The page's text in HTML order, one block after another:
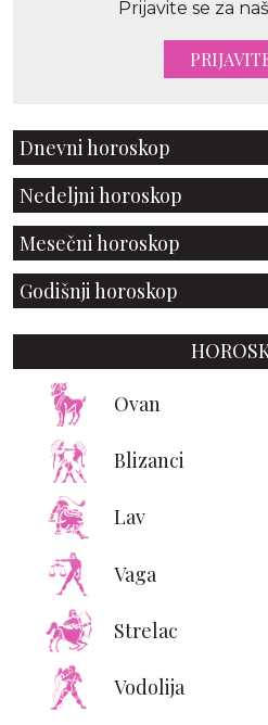
Prijavite se za
Dnevni horoskop
Nedeljni horoskop
Mesečni horoskop
Godišnji horoskop
Ovan
Blizanci
Lav
Vaga
Strelac
Vodolija